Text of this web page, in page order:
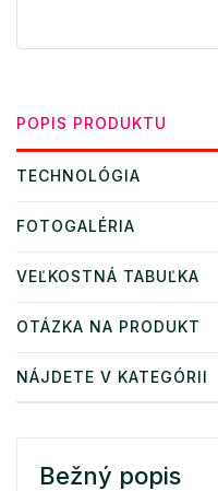
POPIS PRODUKTU
TECHNOLÓGIA
FOTOGALÉRIA
VEĽKOSTNÁ TABUĽKA
OTÁZKA NA PRODUKT
NÁJDETE V KATEGÓRII
Bežný popis